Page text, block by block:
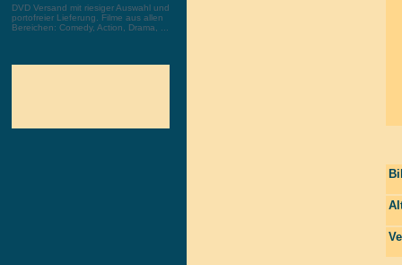
DVD Versand mit riesiger Auswahl und
portofreier Lieferung. Filme aus allen
Bereichen: Comedy, Action, Drama, ...